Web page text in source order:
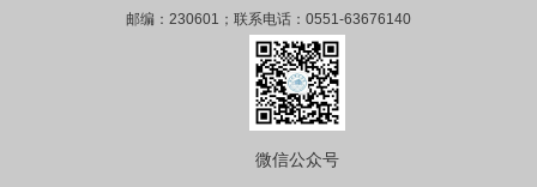
邮编：230601；联系电话：0551-63676140
微信公众号